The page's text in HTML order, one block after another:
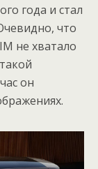
года и стал
что
не хватало
он